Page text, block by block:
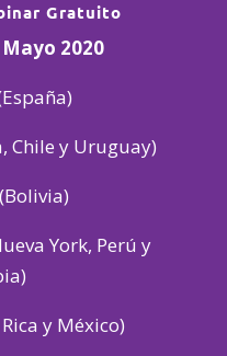
Gratuito
ayo 2020
Chile y Uruguay)
York, Perú y
y México)